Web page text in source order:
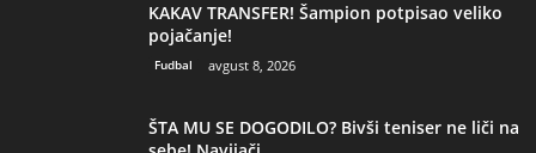
KAKAV TRANSFER! Šampion potpisao veliko
pojačanje!
Fudbal avgust 8, 2026
ŠTA MU SE DOGODILO? Bivši teniser ne liči na